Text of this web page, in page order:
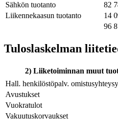
Sähkön tuotanto
82
Liikennekaasun tuotanto
14
96
Tuloslaskelman
2) Liiketoiminnan muut
Hall. henkilöstöpalv.
Avustukset
Vuokratulot
Vakuutuskorvaukset